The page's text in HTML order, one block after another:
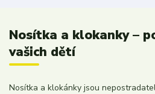
Nosítka a klokanky –
vašich dětí
Nosítka a klokánky jsou